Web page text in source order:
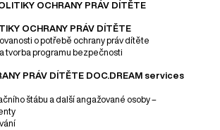
OCHRANY PRÁV DÍTĚTE
OCHRANY PRÁV DÍTĚTE
o potřebě ochrany práv dítěte
tvorba programu bezpečnosti
PRÁV DÍTĚTE DOC.DREAM services
štábu a další angažované osoby –